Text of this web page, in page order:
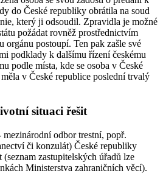
do České republiky obrátila na soud
který ji odsoudil. Zpravidla je možné
požádat rovněž prostřednictvím
orgánu postoupí. Ten pak zašle své
podklady k dalšímu řízení českému
podle místa, kde se osoba v České
v České republice poslední trvalý
situaci řešit
odbor trestní, popř.
či konzulát) České republiky
zastupitelských úřadů lze
Ministerstva zahraničních věcí).